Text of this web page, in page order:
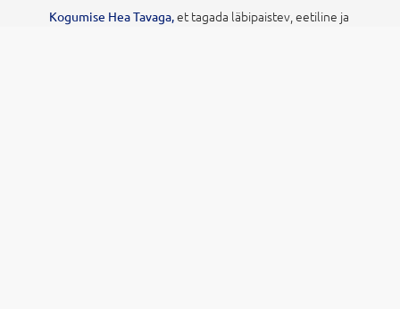
Kogumise Hea Tavaga,et tagada läbipaistev, eetiline ja